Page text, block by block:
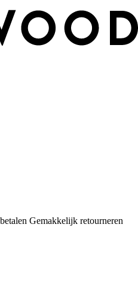
Gemakkelijk retourneren